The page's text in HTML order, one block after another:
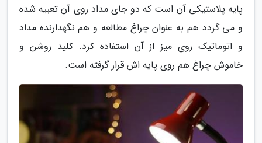
پایه پلاستیکی آن است که دو جای مداد روی آن تعبیه شده
و می گردد هم به عنوان چراغ مطالعه و هم نگهدارنده مداد
و اتوماتیک روی میز از آن استفاده کرد. کلید روشن و
خاموش چراغ هم روی پایه اش قرار گرفته است.